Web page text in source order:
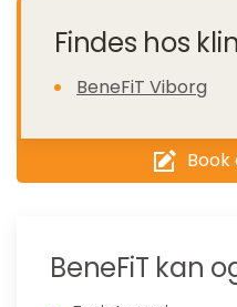
Findes hos
BeneFiT Viborg
Book
BeneFiT kan